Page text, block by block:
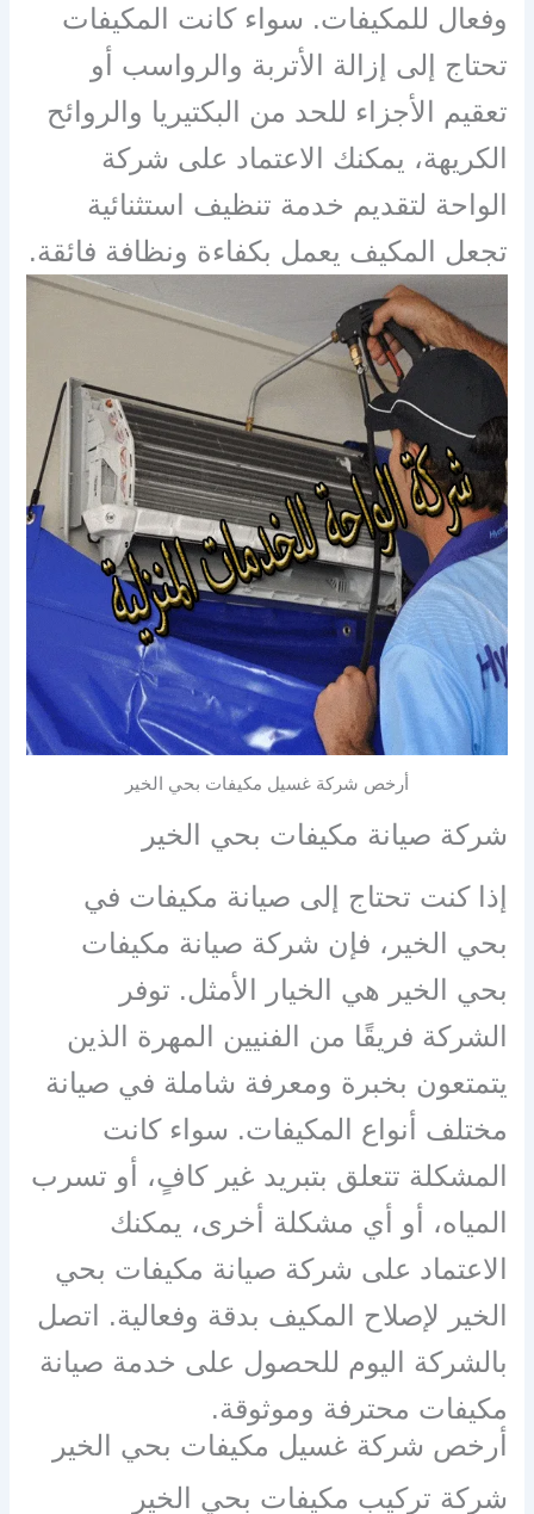
وفعال للمكيفات. سواء كانت المكيفات
تحتاج إلى إزالة الأتربة والرواسب أو
تعقيم الأجزاء للحد من البكتيريا والروائح
الكريهة، يمكنك الاعتماد على شركة
الواحة لتقديم خدمة تنظيف استثنائية
تجعل المكيف يعمل بكفاءة ونظافة فائقة.
أرخص شركة غسيل مكيفات بحي الخير
شركة صيانة مكيفات بحي الخير
إذا كنت تحتاج إلى صيانة مكيفات في
بحي الخير، فإن شركة صيانة مكيفات
بحي الخير هي الخيار الأمثل. توفر
الشركة فريقًا من الفنيين المهرة الذين
يتمتعون بخبرة ومعرفة شاملة في صيانة
مختلف أنواع المكيفات. سواء كانت
المشكلة تتعلق بتبريد غير كافٍ، أو تسرب
المياه، أو أي مشكلة أخرى، يمكنك
الاعتماد على شركة صيانة مكيفات بحي
الخير لإصلاح المكيف بدقة وفعالية. اتصل
بالشركة اليوم للحصول على خدمة صيانة
مكيفات محترفة وموثوقة.
أرخص شركة غسيل مكيفات بحي الخير
شركة تركيب مكيفات بحي الخير